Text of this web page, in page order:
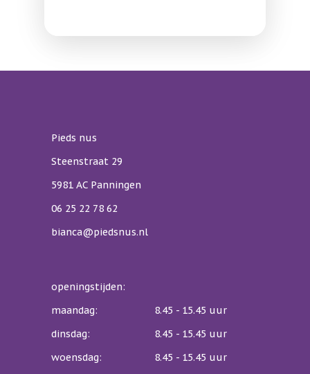
Pieds nus
Steenstraat 29
5981 AC Panningen
06 25 22 78 62
bianca@piedsnus.nl
openingstijden:
maandag:
8.45 - 15.45 uur
dinsdag:
8.45 - 15.45 uur
woensdag:
8.45 - 15.45 uur